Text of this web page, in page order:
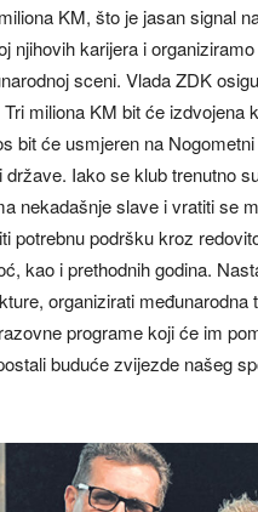
KM, što je jasan signal
njihovih karijera i
sceni. Vlada ZDK
miliona KM bit će
bit će usmjeren na
države. Iako se klub trenutno
nekadašnje slave i vratiti se
potrebnu podršku kroz
kao i prethodnih godina.
organizirati
programe koji će im
buduće zvijezde našeg